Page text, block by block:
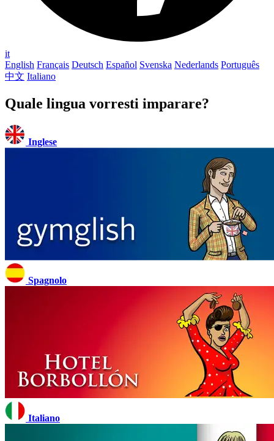
it
English Français Deutsch Español Svenska Nederlands Português
中文 Italiano
Quale lingua vorresti imparare?
Inglese
Spagnolo
Italiano